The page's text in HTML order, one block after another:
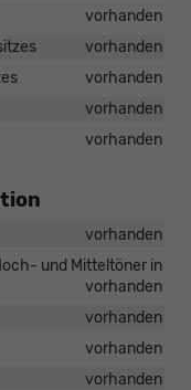
vorhanden
vorhanden
vorhanden
vorhanden
vorhanden
vorhanden
und Mitteltöner in
vorhanden
vorhanden
vorhanden
vorhanden